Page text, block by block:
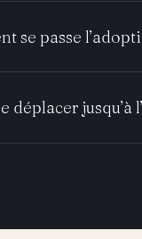
se passe
déplacer jusqu’à